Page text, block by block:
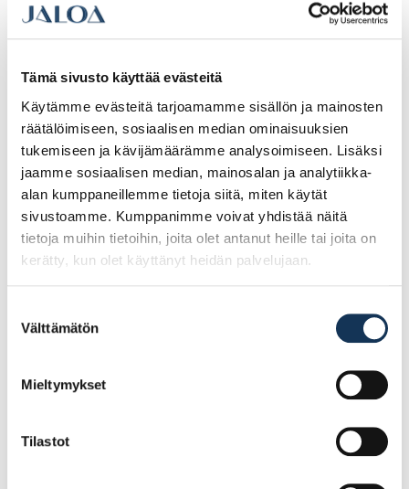
Tämä sivusto käyttää evästeitä
Käytämme evästeitä tarjoamamme sisällön ja mainosten
räätälöimiseen, sosiaalisen median ominaisuuksien
tukemiseen ja kävijämäärämme analysoimiseen. Lisäksi
jaamme sosiaalisen median, mainosalan ja analytiikka-
alan kumppaneillemme tietoja siitä, miten käytät
sivustoamme. Kumppanimme voivat yhdistää näitä
tietoja muihin tietoihin, joita olet antanut heille tai joita on
kerätty, kun olet käyttänyt heidän palvelujaan.
valinta
Välttämätön
Mieltymykset
Tilastot
Tutustu myös
TX10x90mm 5kpl/pkt
PH3/90mm 5kpl/pkt